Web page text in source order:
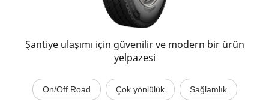
Şantiye ulaşımı için güvenilir ve modern bir ürün
yelpazesi
On/Off Road Çok yönlülük Sağlamlık